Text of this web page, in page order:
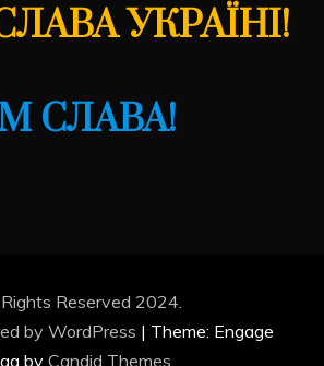
УКРАЇНІ!
СЛАВА!
Reserved 2024.
by WordPress | Theme: Engage
byCandid Themes